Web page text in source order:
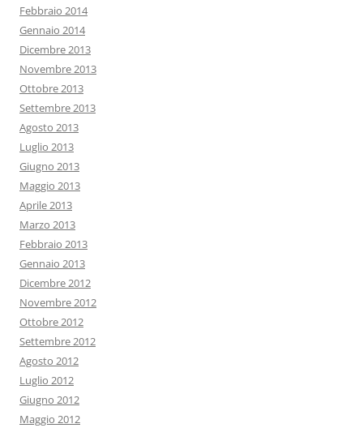
Febbraio 2014
Gennaio 2014
Dicembre 2013
Novembre 2013
Ottobre 2013
Settembre 2013
Agosto 2013
Luglio 2013
Giugno 2013
Maggio 2013
Aprile 2013
Marzo 2013
Febbraio 2013
Gennaio 2013
Dicembre 2012
Novembre 2012
Ottobre 2012
Settembre 2012
Agosto 2012
Luglio 2012
Giugno 2012
Maggio 2012